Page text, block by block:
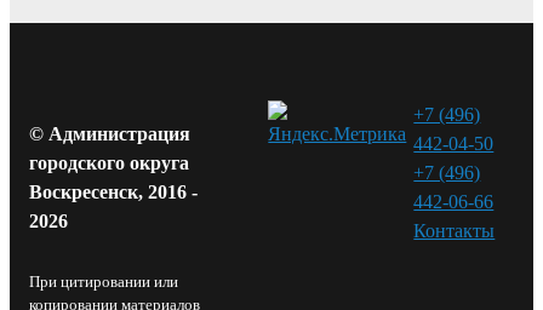
© Администрация
городского округа
Воскресенск, 2016 -
2026
При цитировании или
копировании материалов
+7 (496)
442-04-50
+7 (496)
442-06-66
Контакты⁠